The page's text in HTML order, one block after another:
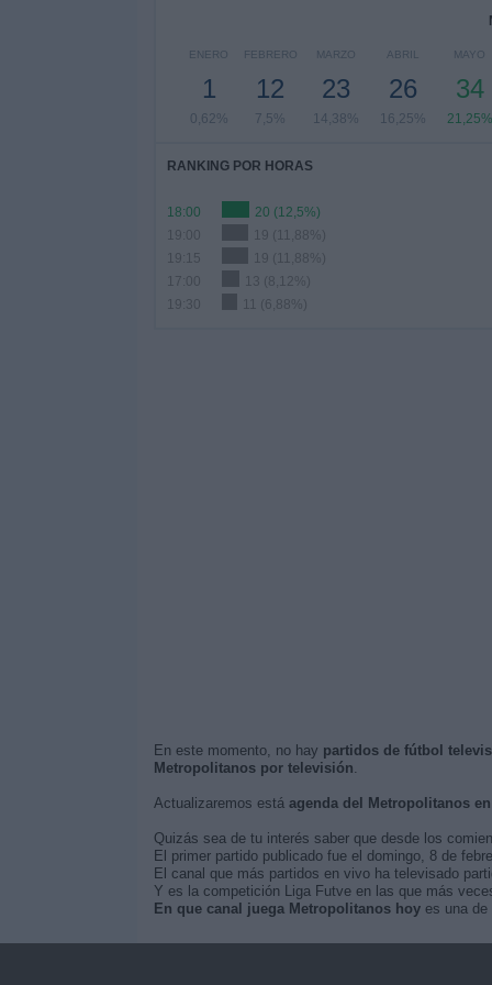
ENERO
1
0,62%
FEBRERO
12
7,5%
MARZO
23
14,38%
ABRIL
26
16,25%
MAYO
34
21,25%
RANKING POR HORAS
18:00
20 (12,5%)
19:00
19 (11,88%)
19:15
19 (11,88%)
17:00
13 (8,12%)
19:30
11 (6,88%)
En este momento, no hay partidos de fútbol
Metropolitanos por televisión.
Actualizaremos está agenda del Metropolitanos en
Quizás sea de tu interés saber que desde los
El primer partido publicado fue el domingo, 8 de
El canal que más partidos en vivo ha televisado
Y es la competición Liga Futve en las que más
En que canal juega Metropolitanos hoyes una de